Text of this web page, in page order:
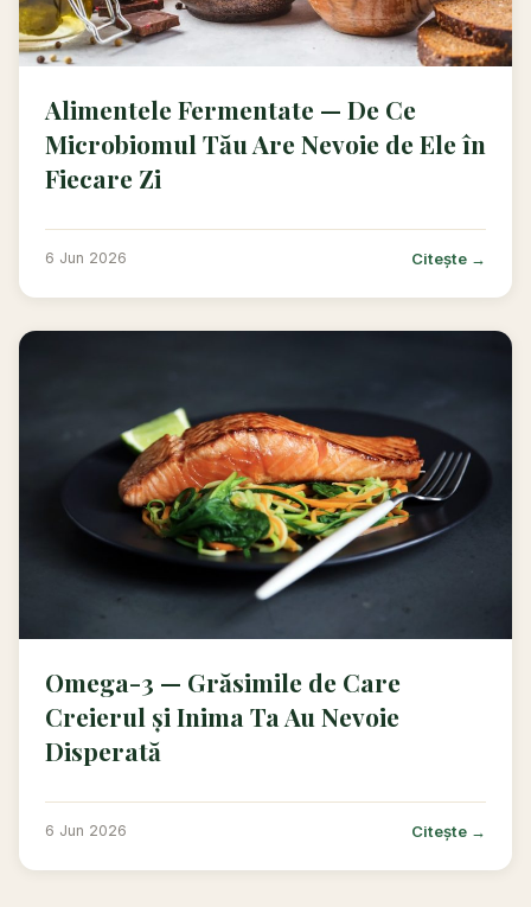
Alimentele Fermentate — De Ce
Microbiomul Tău Are Nevoie de Ele în
Fiecare Zi
6 Jun 2026 Citește →
Omega-3 — Grăsimile de Care
Creierul și Inima Ta Au Nevoie
Disperată
6 Jun 2026 Citește →